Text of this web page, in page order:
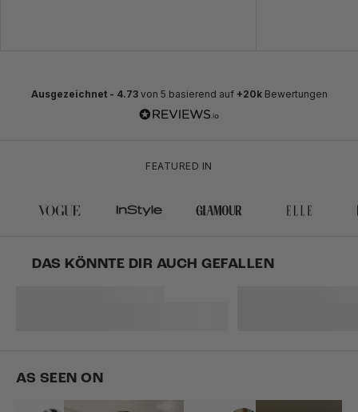
Ausgezeichnet - 4.73von 5 basierend auf +20kBewertungen
FEATURED IN
DAS KÖNNTE DIR AUCH GEFALLEN
AS SEEN ON